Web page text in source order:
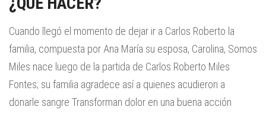
Cuando llegó el momento de dejar ir a Carlos Roberto la
familia, compuesta por Ana María su esposa, Carolina, Somos
Miles nace luego de la partida de Carlos Roberto Miles
Fontes; su familia agradece así a quienes acudieron a
donarle sangre Transforman dolor en una buena acción